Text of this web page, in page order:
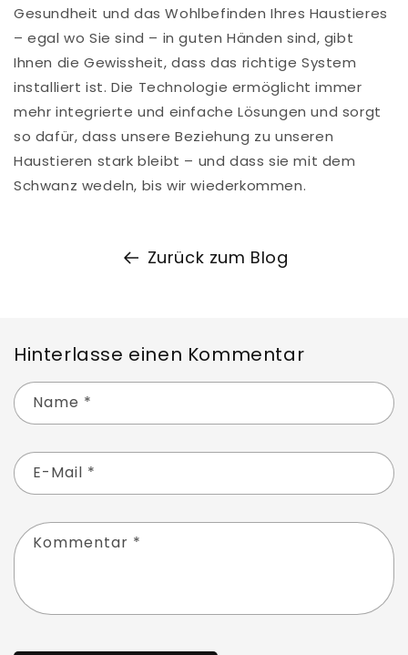
Gesundheit und das Wohlbefinden Ihres Haustieres
– egal wo Sie sind – in guten Händen sind, gibt
Ihnen die Gewissheit, dass das richtige System
installiert ist. Die Technologie ermöglicht immer
mehr integrierte und einfache Lösungen und sorgt
so dafür, dass unsere Beziehung zu unseren
Haustieren stark bleibt – und dass sie mit dem
Schwanz wedeln, bis wir wiederkommen.
Zurück zum Blog
Hinterlasse einen Kommentar
Name *
E-Mail *
Kommentar *